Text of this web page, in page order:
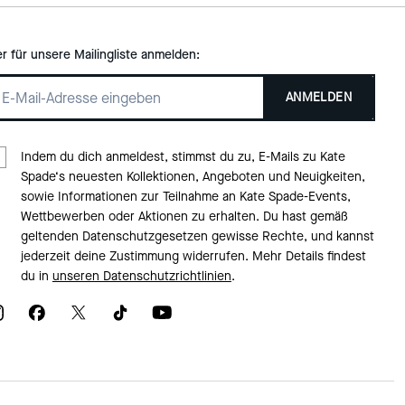
für unsere Mailingliste anmelden:
ANMELDEN
Indem du dich anmeldest, stimmst du zu, E-Mails zu Kate
Spade‘s neuesten Kollektionen, Angeboten und Neuigkeiten,
sowie Informationen zur Teilnahme an Kate Spade-Events,
Wettbewerben oder Aktionen zu erhalten. Du hast gemäß
geltenden Datenschutzgesetzen gewisse Rechte, und kannst
jederzeit deine Zustimmung widerrufen. Mehr Details findest
du in unseren Datenschutzrichtlinien.